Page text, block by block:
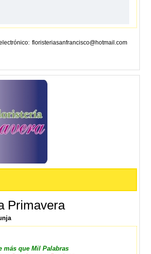
floristeriasanfrancisco@hotmail.com
Primavera
más que Mil Palabras